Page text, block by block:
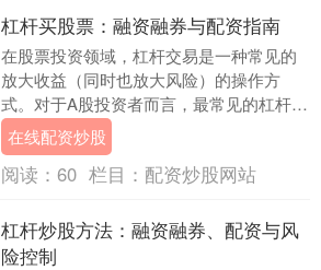
杠杆买股票：融资融券与配资指南
在股票投资领域，杠杆交易是一种常见的
放大收益（同时也放大风险）的操作方
式。对于A股投资者而言，最常见的杠杆工
具包括**融资融券**和**场外配资**。本文
将为您....
在线配资炒股
阅读： 60 栏目： 配资炒股网站
杠杆炒股方法：融资融券、配资与风
险控制